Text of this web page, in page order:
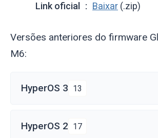
Link oficial
Baixar (.zip)
Versões anteriores do firmware
M6:
HyperOS 3 13
HyperOS 2 17